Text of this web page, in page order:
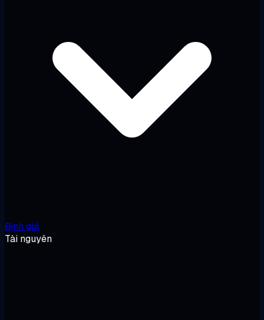
Định giá
Tài nguyên